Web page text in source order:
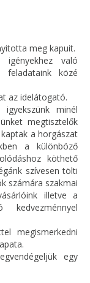
meg kapuit.
való
közé
az idelátogató.
minél
megtisztelők
a horgászat
a különböző
köthető
szívesen tölti
számára szakmai
illetve a
megismerkedni
egy